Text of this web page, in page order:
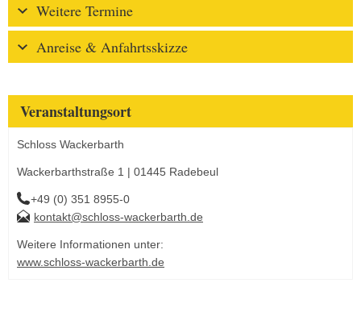
Weitere Termine
Anreise & Anfahrtsskizze
Veranstaltungsort
Schloss Wackerbarth
Wackerbarthstraße 1 | 01445 Radebeul
+49 (0) 351 8955-0
kontakt@schloss-wackerbarth.de
Weitere Informationen unter:
www.schloss-wackerbarth.de